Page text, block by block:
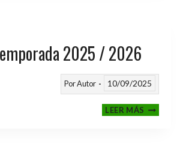
2025 / 2026
PorAutor 10/09/2025
LEER MÁS